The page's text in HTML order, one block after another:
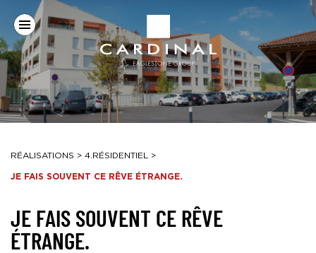
Aller au contenu
Aller à la recherche
Groupe
Cardinal
-
Un
peu
de
béton,
Navigation
Fil
RÉALISATIONS > 4.RÉSIDENTIEL >
JE FAIS SOUVENT CE RÊVE ÉTRANGE.
JE FAIS SOUVENT CE RÊVE
ÉTRANGE.
Panneau de gestion des cookies